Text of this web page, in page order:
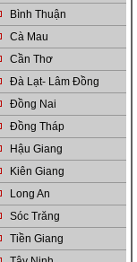
Bình Thuận
Cà Mau
Cần Thơ
Đà Lạt- Lâm Đồng
Đồng Nai
Đồng Tháp
Hậu Giang
Kiên Giang
Long An
Sóc Trăng
Tiền Giang